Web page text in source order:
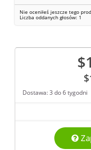
Nie oceniłeś jeszcze tego
Liczba oddanych głosów: 1
Dostawa: 3 do 6 tygodni